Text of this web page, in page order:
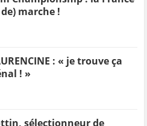
marche !
: « je trouve ça
! »
sélectionneur de